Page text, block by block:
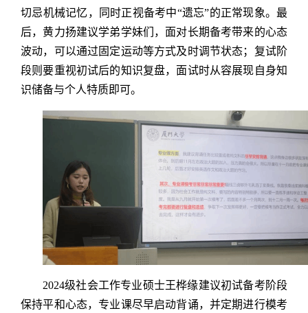
切忌机械记忆，同时正视备考中“遗忘”的正常现象。最
后，黄力扬建议学弟学妹们，面对长期备考带来的心态
波动，可以通过固定运动等方式及时调节状态；复试阶
段则要重视初试后的知识复盘，面试时从容展现自身知
识储备与个人特质即可。
2024级社会工作专业硕士王桦缘建议初试备考阶段
保持平和心态，专业课尽早启动背诵，并定期进行模考